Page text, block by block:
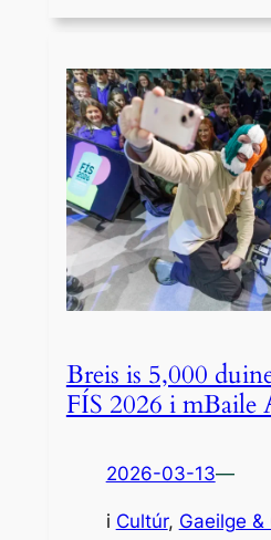
Breis is 5,000
FÍS 2026 i mBaile
2026-03-13—
i Cultúr, Gaeilge